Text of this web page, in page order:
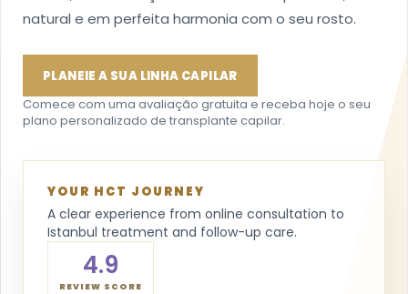
natural e em perfeita harmonia com o seu rosto.
PLANEIE A SUA LINHA CAPILAR
Comece com uma avaliação gratuita e receba hoje o seu
plano personalizado de transplante capilar.
YOUR HCT JOURNEY
A clear experience from online consultation to
Istanbul treatment and follow-up care.
4.9
REVIEW SCORE